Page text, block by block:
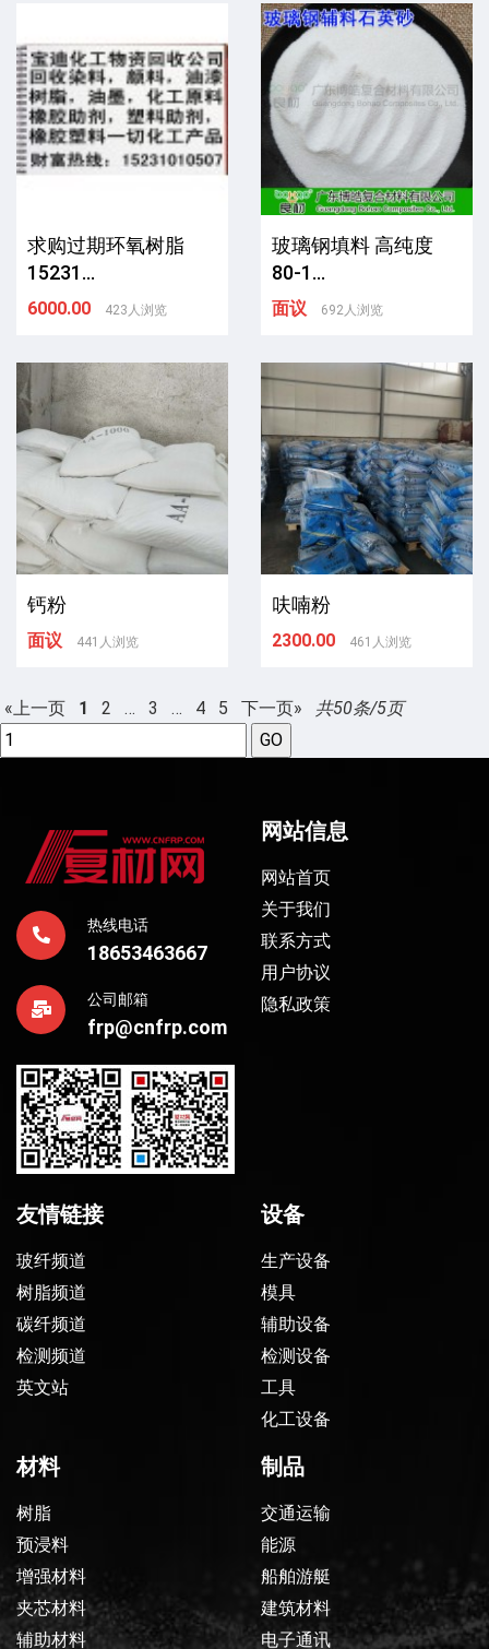
求购过期环氧树脂
15231...
6000.00 423人浏览
玻璃钢填料 高纯度
80-1...
面议 692人浏览
钙粉
面议 441人浏览
呋喃粉
2300.00 461人浏览
«上一页 1 2 … 3 … 4 5 下一页» 共50条/5页
热线电话
18653463667
公司邮箱
frp@cnfrp.com
网站信息
网站首页
关于我们
联系方式
用户协议
隐私政策
友情链接
玻纤频道
树脂频道
碳纤频道
检测频道
英文站
设备
生产设备
模具
辅助设备
检测设备
工具
化工设备
材料
树脂
预浸料
增强材料
夹芯材料
辅助材料
制品
交通运输
能源
船舶游艇
建筑材料
电子通讯